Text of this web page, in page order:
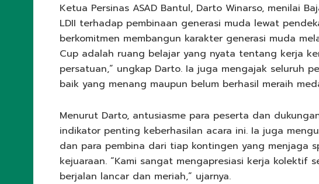
Ketua Persinas ASAD Bantul, Darto Winarso, menilai
LDII terhadap pembinaan generasi muda lewat
berkomitmen membangun karakter generasi muda
Cup adalah ruang belajar yang nyata tentang kerja
persatuan,” ungkap Darto. Ia juga mengajak seluruh
baik yang menang maupun belum berhasil meraih
Menurut Darto, antusiasme para peserta dan
indikator penting keberhasilan acara ini. Ia juga
dan para pembina dari tiap kontingen yang menjaga
kejuaraan. “Kami sangat mengapresiasi kerja kolektif
berjalan lancar dan meriah,” ujarnya.